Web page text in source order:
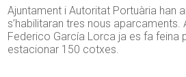
Ajuntament i Autoritat Portuària han
s’habilitaran tres nous aparcaments.
Federico García Lorca ja es fa feina
estacionar 150 cotxes.